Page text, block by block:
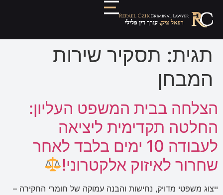
תגית: תסקיר שירות
המבחן
הצלחה בבית המשפט העליון:
החלטה תקדימית ליציאה
לעבודה 10 ימים בלבד לאחר
שחרור לאיזוק אלקטרוני!
ייצוג משפטי מדויק, נחישות והבנה עמוקה של חומרי החקירה –